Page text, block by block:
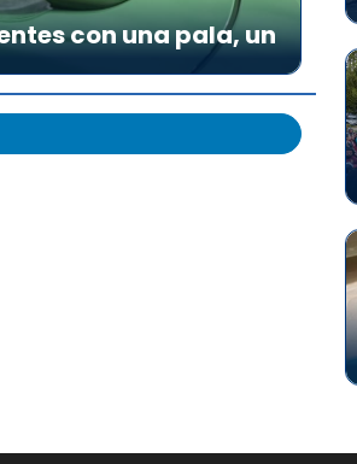
con una pala, un